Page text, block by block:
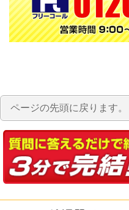
ページの先頭に戻ります。